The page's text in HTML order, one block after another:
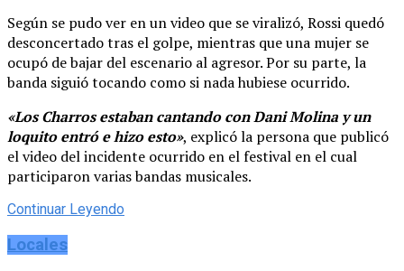
Según se pudo ver en un video que se viralizó, Rossi quedó
desconcertado tras el golpe, mientras que una mujer se
ocupó de bajar del escenario al agresor. Por su parte, la
banda siguió tocando como si nada hubiese ocurrido.
«Los Charros estaban cantando con Dani Molina y un
loquito entró e hizo esto», explicó la persona que publicó
el video del incidente ocurrido en el festival en el cual
participaron varias bandas musicales.
Continuar Leyendo
Locales